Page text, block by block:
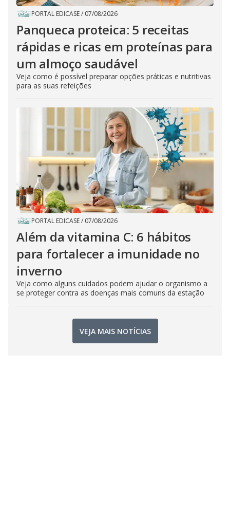
PORTAL EDICASE/ 07/08/2026
Panqueca proteica: 5 receitas
rápidas e ricas em proteínas para
um almoço saudável
Veja como é possível preparar opções práticas e nutritivas
para as suas refeições
PORTAL EDICASE/ 07/08/2026
Além da vitamina C: 6 hábitos
para fortalecer a imunidade no
inverno
Veja como alguns cuidados podem ajudar o organismo a
se proteger contra as doenças mais comuns da estação
VEJA MAIS NOTÍCIAS